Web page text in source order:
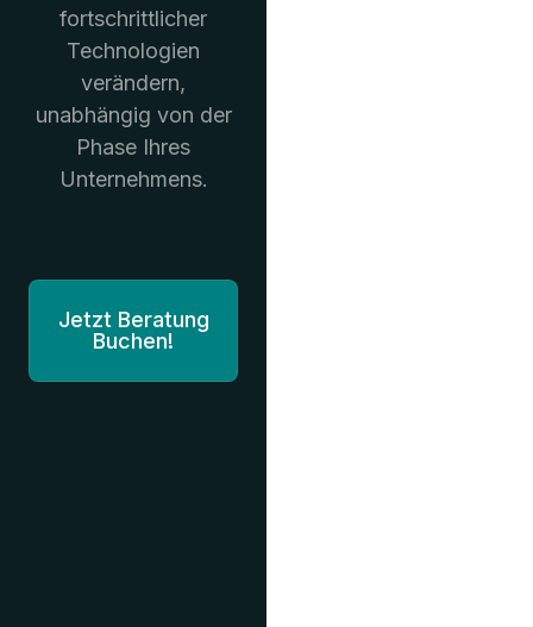
fortschrittlicher
Technologien
verändern,
unabhängig von der
Phase Ihres
Unternehmens.
Jetzt Beratung
Buchen!